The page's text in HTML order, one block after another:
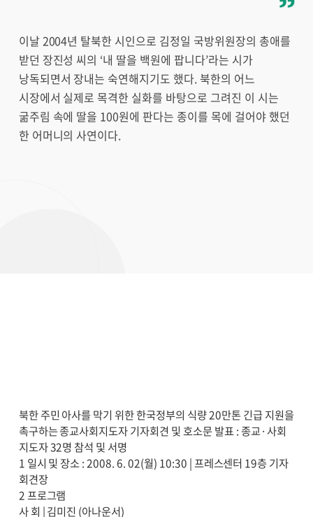
이날 2004년 탈북한 시인으로 김정일 국방위원장의 총애를
받던 장진성 씨의 ‘내 딸을 백원에 팝니다’라는 시가
낭독되면서 장내는 숙연해지기도 했다. 북한의 어느
시장에서 실제로 목격한 실화를 바탕으로 그려진 이 시는
굶주림 속에 딸을 100원에 판다는 종이를 목에 걸어야 했던
한 어머니의 사연이다.
북한 주민 아사를 막기 위한 한국정부의 식량 20만톤 긴급 지원을
촉구하는 종교사회지도자 기자회견 및 호소문 발표 : 종교·사회
지도자 32명 참석 및 서명
1 일시 및 장소 : 2008. 6. 02(월) 10:30 | 프레스센터 19층 기자
회견장
2 프로그램
사 회 | 김미진 (아나운서)